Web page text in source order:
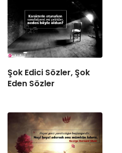
Şok Edici Sözler, Şok
Eden Sözler